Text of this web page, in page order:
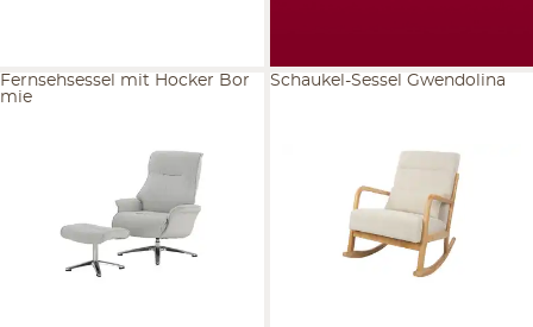
Fernsehsessel mit Hocker Bor
mie
Schaukel-Sessel Gwendolina